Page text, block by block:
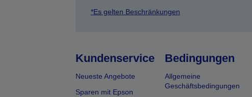
*Es gelten Beschränkungen
Kundenservice
Neueste Angebote
Sparen mit Epson
Bedingungen
Allgemeine
Geschäftsbedingungen